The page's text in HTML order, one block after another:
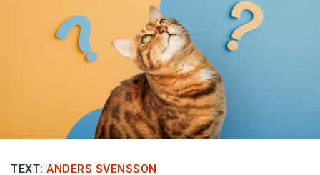
Anmäl till språkpolisen
Föreslå nyord
Annonsera
Läs Språktidningen digitalt
Press
TEXT: ANDERS SVENSSON